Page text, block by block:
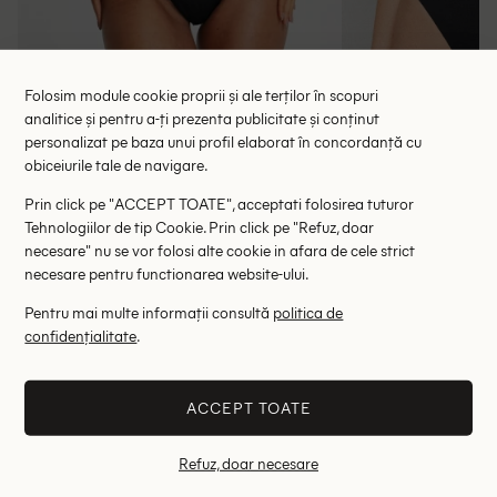
Chilot de baie ASOS, negru
38.35 lei 59.00 lei
RRP: 115.00 lei
32 42
Altii au fost interesati de
- 83%
Folosim module cookie proprii și ale terților în scopuri
analitice și pentru a-ți prezenta publicitate și conținut
personalizat pe baza unui profil elaborat în concordanță cu
obiceiurile tale de navigare.
Prin click pe "ACCEPT TOATE", acceptati folosirea tuturor
Tehnologiilor de tip Cookie. Prin click pe "Refuz, doar
necesare" nu se vor folosi alte cookie in afara de cele strict
necesare pentru functionarea website-ului.
Pentru mai multe informații consultă politica de
confidențialitate.
ACCEPT TOATE
Refuz, doar necesare